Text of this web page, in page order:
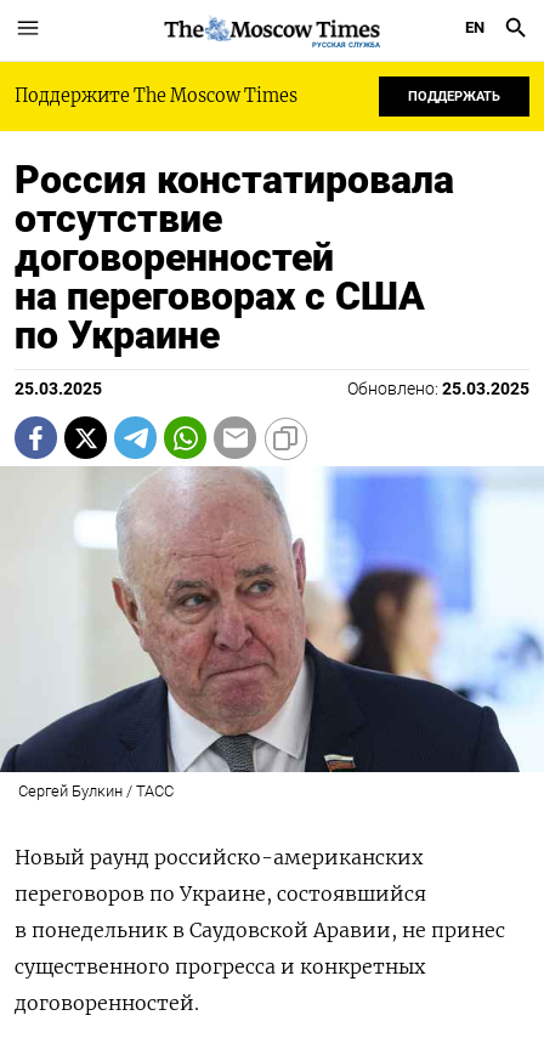
РУССКАЯ СЛУЖБА
EN
Поддержите The Moscow Times ПОДДЕРЖАТЬ
Россия констатировала
отсутствие
договоренностей
на переговорах с США
по Украине
25.03.2025 Обновлено: 25.03.2025
Сергей Булкин / ТАСС
Новый раунд российско-американских
переговоров по Украине, состоявшийся
в понедельник в Саудовской Аравии, не принес
существенного прогресса и конкретных
договоренностей.